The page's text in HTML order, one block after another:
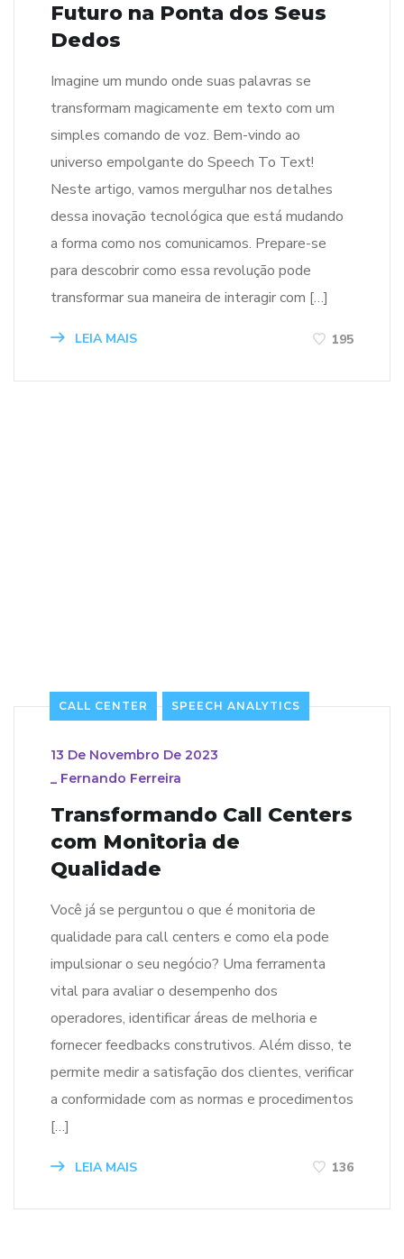
Futuro na Ponta dos Seus
Dedos
Imagine um mundo onde suas palavras se
transformam magicamente em texto com um
simples comando de voz. Bem-vindo ao
universo empolgante do Speech To Text!
Neste artigo, vamos mergulhar nos detalhes
dessa inovação tecnológica que está mudando
a forma como nos comunicamos. Prepare-se
para descobrir como essa revolução pode
transformar sua maneira de interagir com […]
LEIA MAIS 195
CALL CENTER SPEECH ANALYTICS
13 De Novembro De 2023
Fernando Ferreira
Transformando Call Centers
com Monitoria de
Qualidade
Você já se perguntou o que é monitoria de
qualidade para call centers e como ela pode
impulsionar o seu negócio? Uma ferramenta
vital para avaliar o desempenho dos
operadores, identificar áreas de melhoria e
fornecer feedbacks construtivos. Além disso, te
permite medir a satisfação dos clientes, verificar
a conformidade com as normas e procedimentos
[…]
LEIA MAIS 136